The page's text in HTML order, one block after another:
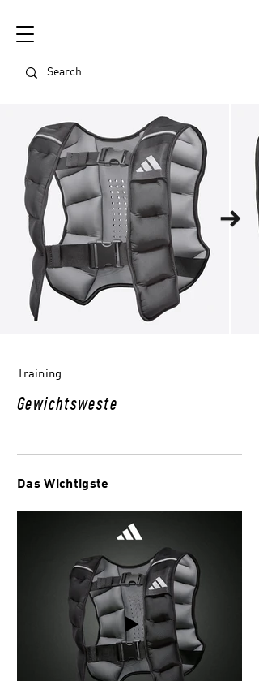
Training
Gewichtsweste
Das Wichtigste